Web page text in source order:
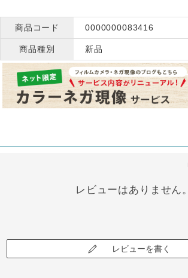
商品コード 0000000083416
商品種別 新品
レビューはありません。
レビューを書く